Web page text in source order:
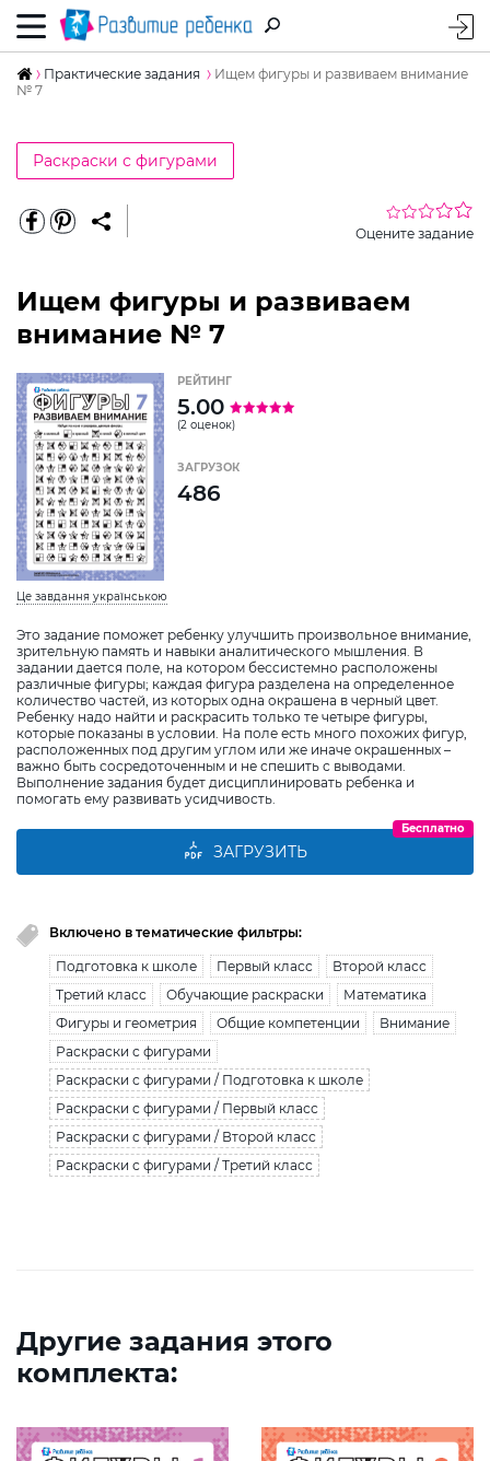
Практические задания
Ищем фигуры и развиваем внимание
№ 7
Раскраски с фигурами
Оцените задание
Ищем фигуры и развиваем
внимание № 7
Це завдання українською
Это задание поможет ребенку улучшить произвольное внимание,
зрительную память и навыки аналитического мышления. В
задании дается поле, на котором бессистемно расположены
различные фигуры; каждая фигура разделена на определенное
количество частей, из которых одна окрашена в черный цвет.
Ребенку надо найти и раскрасить только те четыре фигуры,
которые показаны в условии. На поле есть много похожих фигур,
расположенных под другим углом или же иначе окрашенных –
важно быть сосредоточенным и не спешить с выводами.
Выполнение задания будет дисциплинировать ребенка и
помогать ему развивать усидчивость.
РЕЙТИНГ
5.00
(2 оценок)
ЗАГРУЗОК
486
ЗАГРУЗИТЬ
Бесплатно
Включено в тематические фильтры:
Подготовка к школе Первый класс
Второй класс
Третий класс
Обучающие раскраски
Математика
Фигуры и геометрия
Общие компетенции
Внимание
Раскраски с фигурами
Раскраски с фигурами / Подготовка к школе
Раскраски с фигурами / Первый класс
Раскраски с фигурами / Второй класс
Раскраски с фигурами / Третий класс
Другие задания этого
комплекта: